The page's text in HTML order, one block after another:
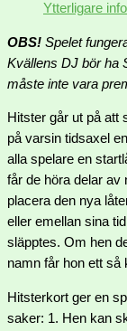
Ytterligare
OBS! Spelet
Kvällens DJ bör ha
måste inte vara
Hitster går ut på att
på varsin tidsaxel
alla spelare en
får de höra delar av
placera den nya
eller emellan sina
släpptes. Om hen
namn får hon ett så
Hitsterkort ger en
saker: 1. Hen kan